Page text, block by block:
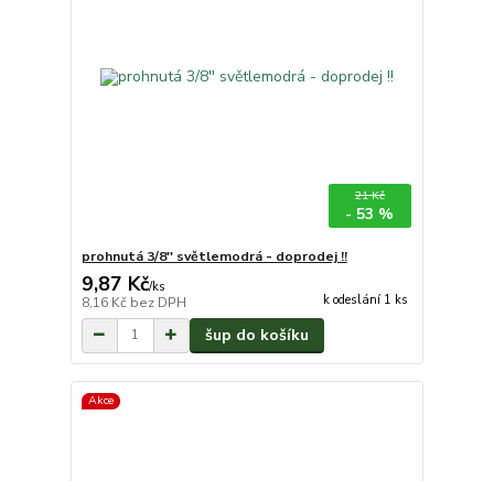
21 Kč
- 53 %
prohnutá 3/8'' světlemodrá - doprodej !!
9,87 Kč/ks
8,16 Kč bez DPH k odeslání 1 ks
šup do košíku
Akce